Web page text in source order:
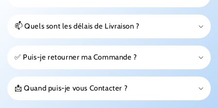
📫 Quels sont les délais de Livraison ?
✅ Puis-je retourner ma Commande ?
📩 Quand puis-je vous Contacter ?